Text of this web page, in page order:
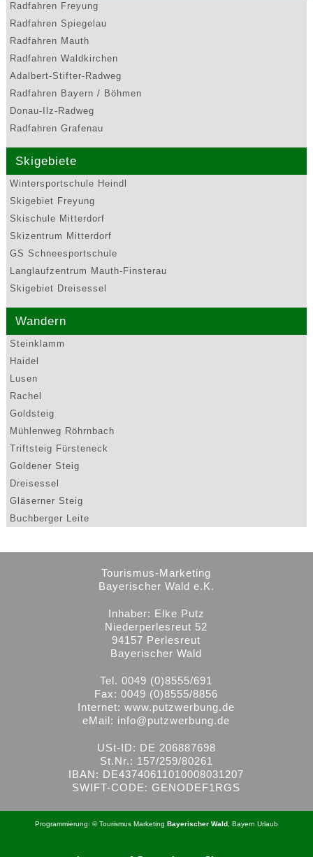
Radfahren Freyung
Radfahren Spiegelau
Radfahren Mauth
Radfahren Waldkirchen
Adalbert-Stifter-Radweg
Radfahren Bayern / Böhmen
Donau-Ilz-Radweg
Radfahren Grafenau
Skigebiete
Wintersportschule Heindl
Skigebiet Freyung
Skischule Mitterdorf
Skizentrum Mitterdorf
GS Schneesportschule
Langlaufzentrum Mauth-Finsterau
Skigebiet Dreisessel
Wandern
Steinklamm
Haidel
Lusen
Rachel
Goldsteig
Mühlenweg Röhrnbach
Triftsteig Fürsteneck
Goldener Steig
Dreisessel
Gläserner Steig
Buchberger Leite
Tourismus-Marketing
Bayerischer Wald e.K.
Inhaber: Elke Putz
Niederperlesreut 52
94157 Perlesreut
Bayerischer Wald
Tel. 0049 (0)8555/691
Fax: 0049 (0)8555/8856
Internet:www.putzwerbung.de
eMail: info@putzwerbung.de
USt-ID: DE 206887698
St.Nr.: 157/259/80261
IBAN: DE43740611010008031207
SWIFT-CODE: GENODEF1RGS
Programmierung: ©Tourismus Marketing Bayerischer Wald , Bayern Urlaub